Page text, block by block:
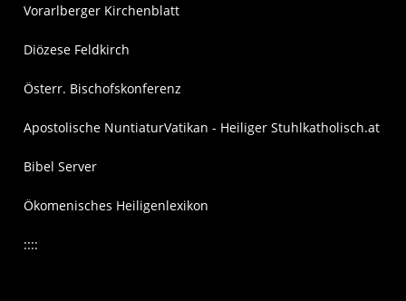
Vorarlberger Kirchenblatt
Diözese Feldkirch
Österr. Bischofskonferenz
Apostolische NuntiaturVatikan - Heiliger Stuhlkatholisch.at
Bibel Server
Ökomenisches Heiligenlexikon
::::